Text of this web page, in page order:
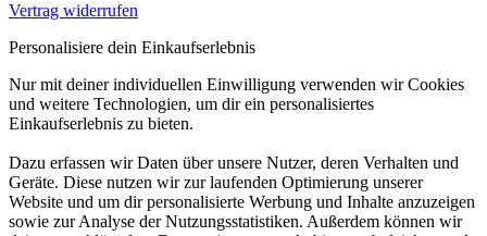
Vertrag widerrufen
Personalisiere dein Einkaufserlebnis
Nur mit deiner individuellen Einwilligung verwenden wir Cookies
und weitere Technologien, um dir ein personalisiertes
Einkaufserlebnis zu bieten.
Dazu erfassen wir Daten über unsere Nutzer, deren Verhalten und
Geräte. Diese nutzen wir zur laufenden Optimierung unserer
Website und um dir personalisierte Werbung und Inhalte anzuzeigen
sowie zur Analyse der Nutzungsstatistiken. Außerdem können wir